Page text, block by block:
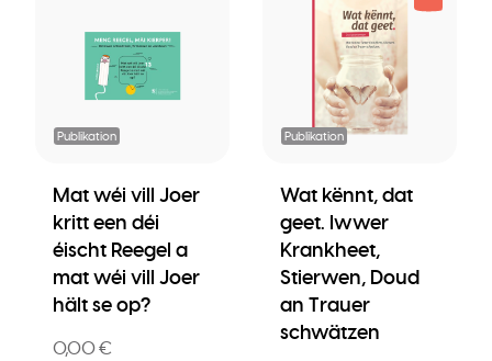
Publikation
Mat wéi vill Joer
kritt een déi
éischt Reegel a
mat wéi vill Joer
hält se op?
0,00 €
Publikation
Wat kënnt, dat
geet. Iwwer
Krankheet,
Stierwen, Doud
an Trauer
schwätzen